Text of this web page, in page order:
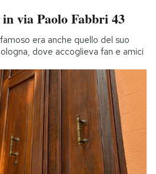
via Paolo Fabbri 43
era anche quello del suo
dove accoglieva fan e amici